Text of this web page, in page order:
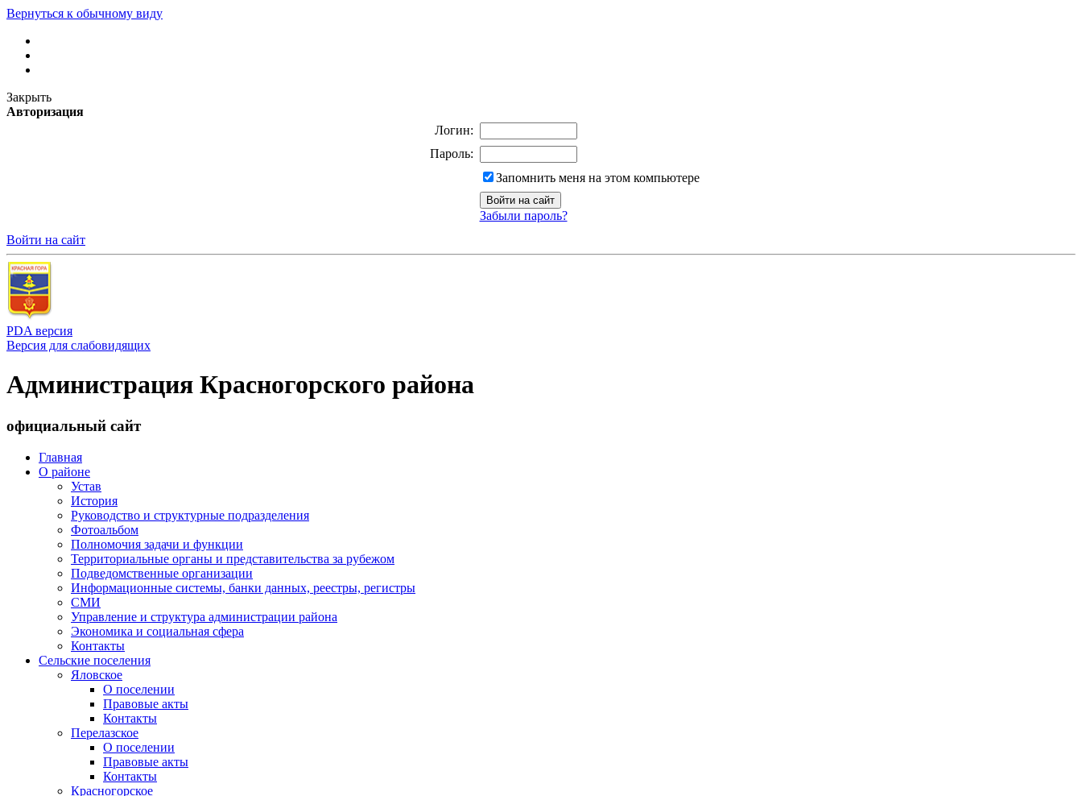
Вернуться к обычному виду
Закрыть
Авторизация
Логин:
Пароль:
Запомнить меня на этом компьютере
Забыли пароль?
Войти на сайт
PDA версия
Версия для слабовидящих
Администрация Красногорского района
официальный сайт
Главная
О районе
Устав
История
Руководство и структурные подразделения
Фотоальбом
Полномочия задачи и функции
Территориальные органы и представительства за рубежом
Подведомственные организации
Информационные системы, банки данных, реестры, регистры
СМИ
Управление и структура администрации района
Экономика и социальная сфера
Контакты
Сельские поселения
Яловское
О поселении
Правовые акты
Контакты
Перелазское
О поселении
Правовые акты
Контакты
Красногорское